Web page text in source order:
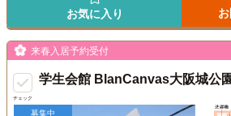
お気に入り
チェック
来春入居予約受付
学生会館 BlanCanvas大阪城公
募集中